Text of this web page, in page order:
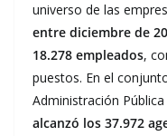
universo de las
entre diciembre de
18.278 empleados,
puestos. En el
Administración
alcanzó los 37.972